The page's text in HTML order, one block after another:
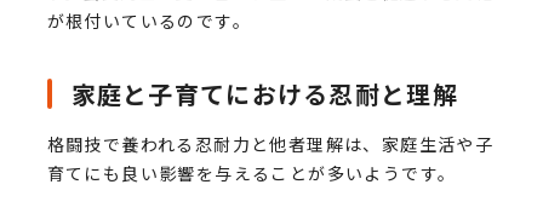
が根付いているのです。
家庭と子育てにおける忍耐と理解
格闘技で養われる忍耐力と他者理解は、家庭生活や子
育てにも良い影響を与えることが多いようです。